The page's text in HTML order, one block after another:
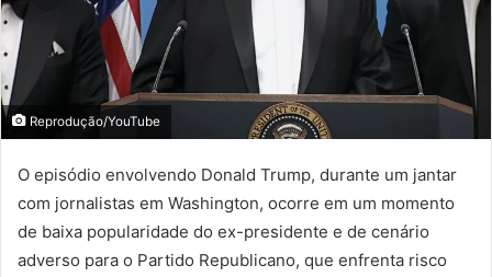
Reprodução/YouTube
O episódio envolvendo Donald Trump, durante um jantar
com jornalistas em Washington, ocorre em um momento
de baixa popularidade do ex-presidente e de cenário
adverso para o Partido Republicano, que enfrenta risco